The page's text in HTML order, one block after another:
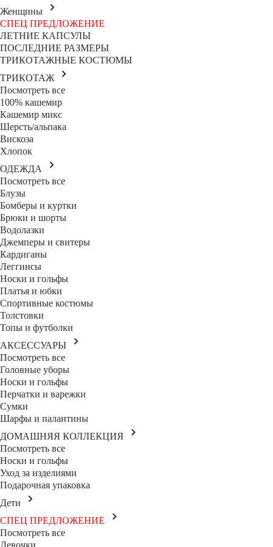
Женщины
СПЕЦ ПРЕДЛОЖЕНИЕ
ЛЕТНИЕ КАПСУЛЫ
ПОСЛЕДНИЕ РАЗМЕРЫ
ТРИКОТАЖНЫЕ КОСТЮМЫ
ТРИКОТАЖ
Посмотреть все
100% кашемир
Кашемир микс
Шерсть/альпака
Вискоза
Хлопок
ОДЕЖДА
Посмотреть все
Блузы
Бомберы и куртки
Брюки и шорты
Водолазки
Джемперы и свитеры
Кардиганы
Леггинсы
Носки и гольфы
Платья и юбки
Спортивные костюмы
Толстовки
Топы и футболки
АКСЕССУАРЫ
Посмотреть все
Головные уборы
Носки и гольфы
Перчатки и варежки
Сумки
Шарфы и палантины
ДОМАШНЯЯ КОЛЛЕКЦИЯ
Посмотреть все
Носки и гольфы
Уход за изделиями
Подарочная упаковка
Дети
СПЕЦ ПРЕДЛОЖЕНИЕ
Посмотреть все
Девочки